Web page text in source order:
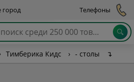
город Телефоны
Тимберика Кидс › - столы ↴